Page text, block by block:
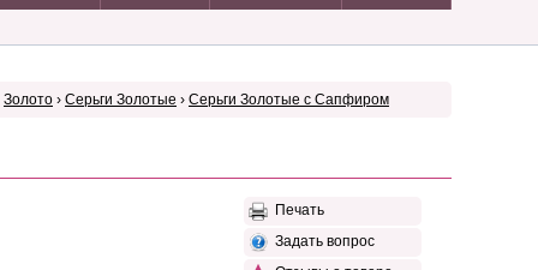
Золото › Серьги Золотые › Серьги Золотые с Сапфиром
Печать
Задать вопрос